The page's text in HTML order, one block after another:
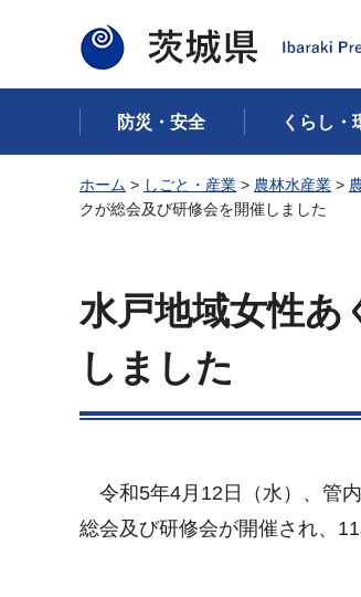
茨城県
防災・安全 くらし・
ホーム > しごと・産業 > 農林水産業 >
クが総会及び研修会を開催しました
水戸地域女性あ
しました
令和5年4月12日（水）、管
総会及び研修会が開催され、11